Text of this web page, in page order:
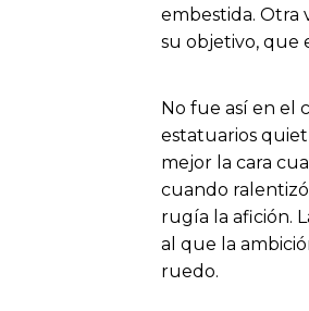
embestida. Otra
su objetivo, que
No fue así en el
estatuarios
mejor la cara
cuando
rugía la afición.
al que la
ruedo.